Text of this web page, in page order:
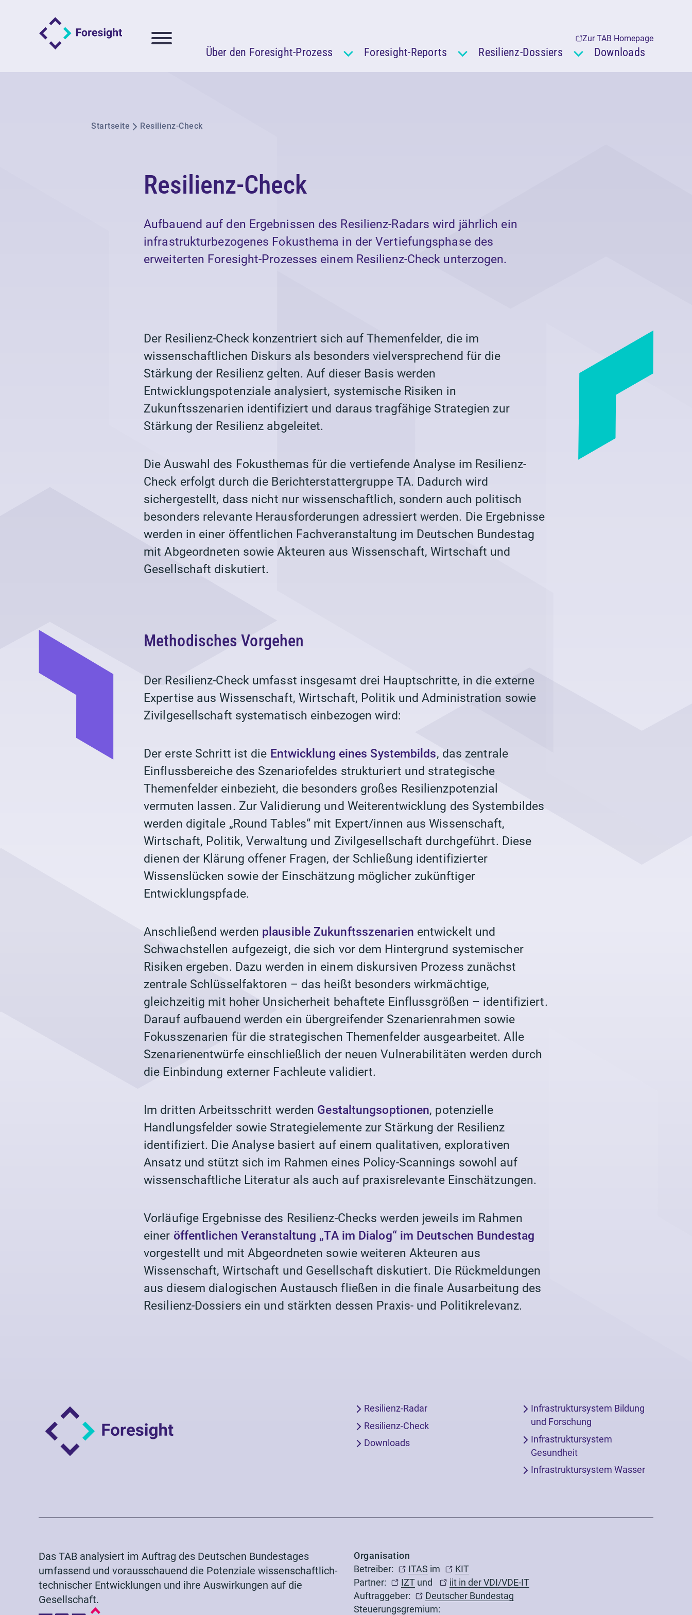
Zur TAB Homepage
Über den Foresight-Prozess Foresight-Reports Resilienz-Dossiers Downloads
Startseite Resilienz-Check
Resilienz-Check
Aufbauend auf den Ergebnissen des Resilienz-Radars wird jährlich ein
infrastrukturbezogenes Fokusthema in der Vertiefungsphase des
erweiterten Foresight-Prozesses einem Resilienz-Check unterzogen.
Der Resilienz-Check konzentriert sich auf Themenfelder, die im
wissenschaftlichen Diskurs als besonders vielversprechend für die
Stärkung der Resilienz gelten. Auf dieser Basis werden
Entwicklungspotenziale analysiert, systemische Risiken in
Zukunftsszenarien identifiziert und daraus tragfähige Strategien zur
Stärkung der Resilienz abgeleitet.
Die Auswahl des Fokusthemas für die vertiefende Analyse im Resilienz-
Check erfolgt durch die Berichterstattergruppe TA. Dadurch wird
sichergestellt, dass nicht nur wissenschaftlich, sondern auch politisch
besonders relevante Herausforderungen adressiert werden. Die Ergebnisse
werden in einer öffentlichen Fachveranstaltung im Deutschen Bundestag
mit Abgeordneten sowie Akteuren aus Wissenschaft, Wirtschaft und
Gesellschaft diskutiert.
Methodisches Vorgehen
Der Resilienz-Check umfasst insgesamt drei Hauptschritte, in die externe
Expertise aus Wissenschaft, Wirtschaft, Politik und Administration sowie
Zivilgesellschaft systematisch einbezogen wird:
Der erste Schritt ist die Entwicklung eines Systembilds, das zentrale
Einflussbereiche des Szenariofeldes strukturiert und strategische
Themenfelder einbezieht, die besonders großes Resilienzpotenzial
vermuten lassen. Zur Validierung und Weiterentwicklung des Systembildes
werden digitale „Round Tables“ mit Expert/innen aus Wissenschaft,
Wirtschaft, Politik, Verwaltung und Zivilgesellschaft durchgeführt. Diese
dienen der Klärung offener Fragen, der Schließung identifizierter
Wissenslücken sowie der Einschätzung möglicher zukünftiger
Entwicklungspfade.
Anschließend werden plausible Zukunftsszenarien entwickelt und
Schwachstellen aufgezeigt, die sich vor dem Hintergrund systemischer
Risiken ergeben. Dazu werden in einem diskursiven Prozess zunächst
zentrale Schlüsselfaktoren – das heißt besonders wirkmächtige,
gleichzeitig mit hoher Unsicherheit behaftete Einflussgrößen – identifiziert.
Darauf aufbauend werden ein übergreifender Szenarienrahmen sowie
Fokusszenarien für die strategischen Themenfelder ausgearbeitet. Alle
Szenarienentwürfe einschließlich der neuen Vulnerabilitäten werden durch
die Einbindung externer Fachleute validiert.
Im dritten Arbeitsschritt werden Gestaltungsoptionen, potenzielle
Handlungsfelder sowie Strategielemente zur Stärkung der Resilienz
identifiziert. Die Analyse basiert auf einem qualitativen, explorativen
Ansatz und stützt sich im Rahmen eines Policy-Scannings sowohl auf
wissenschaftliche Literatur als auch auf praxisrelevante Einschätzungen.
Vorläufige Ergebnisse des Resilienz-Checks werden jeweils im Rahmen
einer öffentlichen Veranstaltung „TA im Dialog“ im Deutschen Bundestag
vorgestellt und mit Abgeordneten sowie weiteren Akteuren aus
Wissenschaft, Wirtschaft und Gesellschaft diskutiert. Die Rückmeldungen
aus diesem dialogischen Austausch fließen in die finale Ausarbeitung des
Resilienz-Dossiers ein und stärkten dessen Praxis- und Politikrelevanz.
Resilienz-Radar
Resilienz-Check
Downloads
Infrastruktursystem Bildung
und Forschung
Infrastruktursystem
Gesundheit
Infrastruktursystem Wasser
Das TAB analysiert im Auftrag des Deutschen Bundestages
umfassend und vorausschauend die Potenziale wissenschaftlich-
technischer Entwicklungen und ihre Auswirkungen auf die
Gesellschaft.
Organisation
Betreiber:
ITAS im
KIT
Partner:
IZT und
iit in der VDI/VDE-IT
Auftraggeber:
Deutscher Bundestag
Steuerungsgremium: